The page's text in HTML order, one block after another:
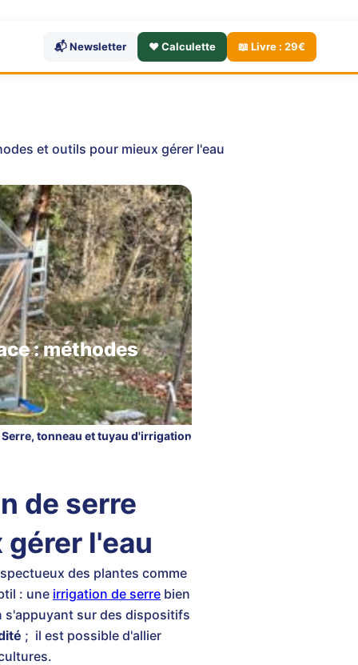
📬 Newsletter ❤️ Calculette 📖 Livre : 29€
et outils pour mieux gérer l'eau
: méthodes
Serre, tonneau et tuyau d'irrigation
de serre
l'eau
des plantes comme
: une irrigation de serre bien
s'appuyant sur des dispositifs
; il est possible d'allier